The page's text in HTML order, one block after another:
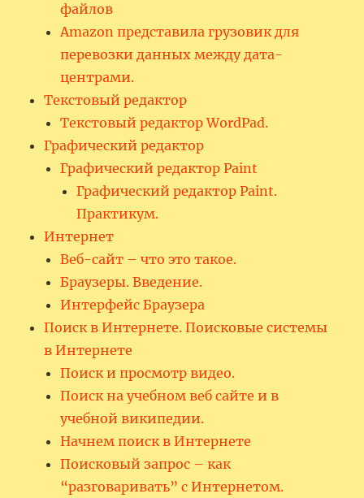
файлов
Amazon представила грузовик для
перевозки данных между дата-
центрами.
Текстовый редактор
Текстовый редактор WordPad.
Графический редактор
Графический редактор Paint
Графический редактор Paint.
Практикум.
Интернет
Веб-сайт – что это такое.
Браузеры. Введение.
Интерфейс Браузера
Поиск в Интернете. Поисковые системы
в Интернете
Поиск и просмотр видео.
Поиск на учебном веб сайте и в
учебной википедии.
Начнем поиск в Интернете
Поисковый запрос – как
“разговаривать” с Интернетом.